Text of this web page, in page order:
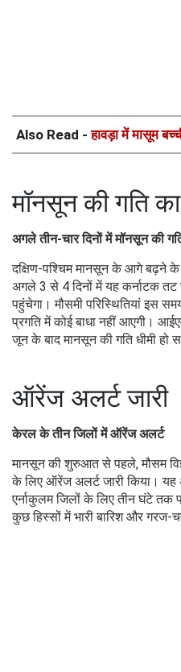
Also Read -हावड़ा में मासूम
मॉनसून की गति का
अगले तीन-चार दिनों में मॉनसून की
दक्षिण-पश्चिम मानसून के आगे बढ़ने
अगले 3 से 4 दिनों में यह कर्नाटक तट
पहुंचेगा। मौसमी परिस्थितियां इस
प्रगति में कोई बाधा नहीं आएगी।
जून के बाद मानसून की गति धीमी हो
ऑरेंज अलर्ट जारी
केरल के तीन जिलों में ऑरेंज अलर्ट
मानसून की शुरुआत से पहले, मौसम
के लिए ऑरेंज अलर्ट जारी किया।
एर्नाकुलम जिलों के लिए तीन घंटे तक
कुछ हिस्सों में भारी बारिश और गरज-